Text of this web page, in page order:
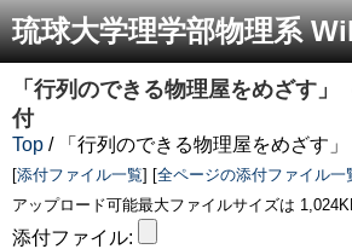
琉球大学理学部物理系
「行列のできる物理屋をめざす」
付
Top / 「行列のできる物理屋をめざす」
[添付ファイル一覧] [全ページの添付ファイル一
アップロード可能最大ファイルサイズは
添付ファイル: